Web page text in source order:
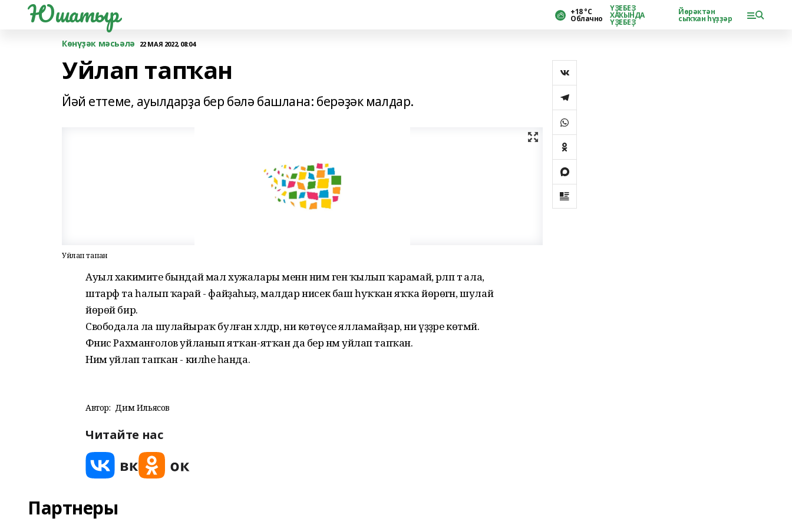
Юшатыр +18 °С
Облачно
ҮҘЕБЕҘ
ХАҠЫНДА
ҮҘЕБЕҘ
Йөрәктән
сыҡҡан һүҙҙәр
Көнүҙәк мәсьәлә 22 МАЯ 2022, 08:04
Уйлап тапҡан
Йәй еттеме, ауылдарҙа бер бәлә башлана: берәҙәк малдар.
Уйлап тапҡан
Ауыл хакимиәте бындай мал хужалары менән нимә генә ҡылып ҡарамай, әрләп тә ала,
штарф та һалып ҡарай - файҙаһыҙ, малдар нисек баш һуҡҡан яҡҡа йөрөгән, шулай
йөрөй бирә.
Свободала ла шулайыраҡ булған хәлдәр, ни көтөүсе ялламайҙар, ни үҙҙәре көтмәй.
Фәнис Рахманғолов уйланып ятҡан-ятҡан да бер нәмә уйлап тапҡан.
Нимә уйлап тапҡан - киләһе һанда.
Автор: Дим Ильясов
Читайте нас
Партнеры